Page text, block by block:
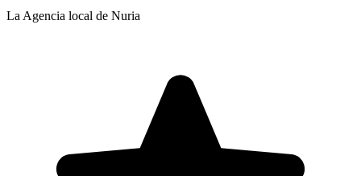
La Agencia local de Nuria